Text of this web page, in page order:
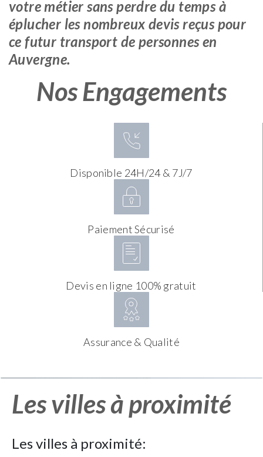
votre métier sans perdre du temps à
éplucher les nombreux devis reçus pour
ce futur transport de personnes en
Auvergne.
Nos Engagements
Disponible 24H/24 & 7J/7
Paiement Sécurisé
Devis en ligne 100% gratuit
Assurance & Qualité
Les villes à proximité
Les villes à proximité: